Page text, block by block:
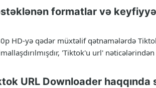
formatlar və
HD-yə qədər müxtəlif qətnamələrdə
'Tiktok'u url'
URL Downloader haqqında